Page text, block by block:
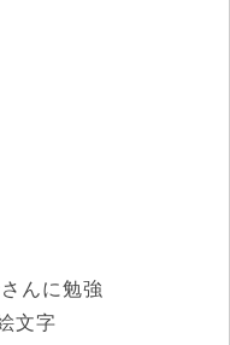
んに勉強